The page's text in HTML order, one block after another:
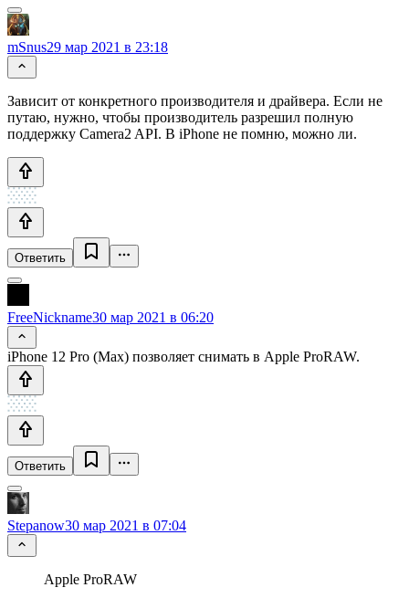
mSnus29 мар 2021 в 23:18
Зависит от конкретного производителя и драйвера. Если не
путаю, нужно, чтобы производитель разрешил полную
поддержку Camera2 API. В iPhone не помню, можно ли.
Ответить
FreeNickname30 мар 2021 в 06:20
iPhone 12 Pro (Max) позволяет снимать в Apple ProRAW.
Ответить
Stepanow30 мар 2021 в 07:04
Apple ProRAW